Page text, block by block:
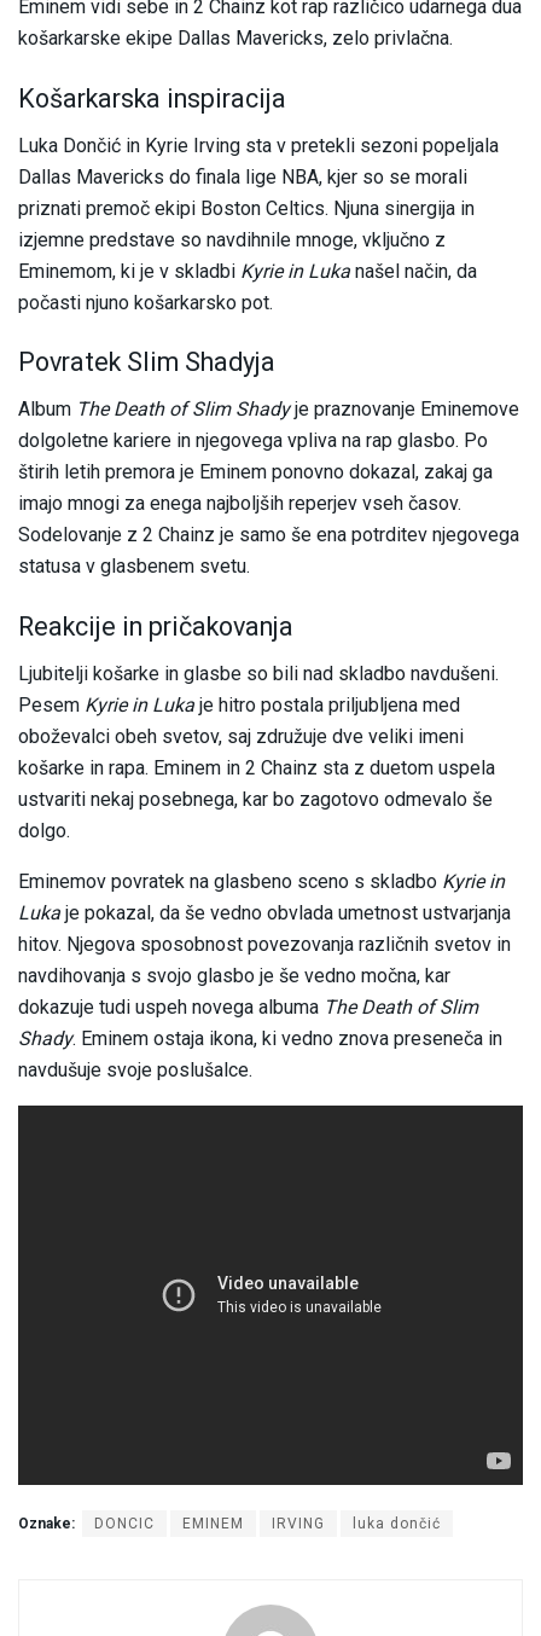
Eminem vidi sebe in 2 Chainz kot rap različico udarnega dua
košarkarske ekipe Dallas Mavericks, zelo privlačna.
Košarkarska inspiracija
Luka Dončić in Kyrie Irving sta v pretekli sezoni popeljala
Dallas Mavericks do finala lige NBA, kjer so se morali
priznati premoč ekipi Boston Celtics. Njuna sinergija in
izjemne predstave so navdihnile mnoge, vključno z
Eminemom, ki je v skladbi Kyrie in Luka našel način, da
počasti njuno košarkarsko pot.
Povratek Slim Shadyja
Album The Death of Slim Shadyje praznovanje Eminemove
dolgoletne kariere in njegovega vpliva na rap glasbo. Po
štirih letih premora je Eminem ponovno dokazal, zakaj ga
imajo mnogi za enega najboljših reperjev vseh časov.
Sodelovanje z 2 Chainz je samo še ena potrditev njegovega
statusa v glasbenem svetu.
Reakcije in pričakovanja
Ljubitelji košarke in glasbe so bili nad skladbo navdušeni.
Pesem Kyrie in Luka je hitro postala priljubljena med
oboževalci obeh svetov, saj združuje dve veliki imeni
košarke in rapa. Eminem in 2 Chainz sta z duetom uspela
ustvariti nekaj posebnega, kar bo zagotovo odmevalo še
dolgo.
Eminemov povratek na glasbeno sceno s skladbo Kyrie in
Luka je pokazal, da še vedno obvlada umetnost ustvarjanja
hitov. Njegova sposobnost povezovanja različnih svetov in
navdihovanja s svojo glasbo je še vedno močna, kar
dokazuje tudi uspeh novega albuma The Death of Slim
Shady. Eminem ostaja ikona, ki vedno znova preseneča in
navdušuje svoje poslušalce.
Oznake: DONCIC EMINEM IRVING luka dončić